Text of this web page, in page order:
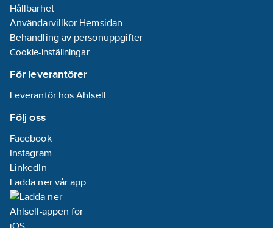
Hållbarhet
Användarvillkor Hemsidan
Behandling av personuppgifter
Cookie-inställningar
För leverantörer
Leverantör hos Ahlsell
Följ oss
Facebook
Instagram
LinkedIn
Ladda ner vår app